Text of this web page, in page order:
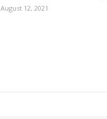
August 12, 2021